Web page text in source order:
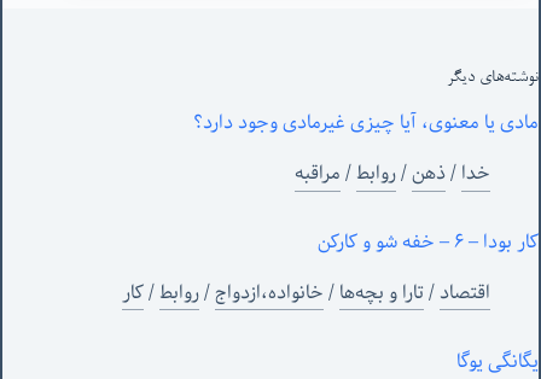
نوشته‌های‌ دیگر
مادی یا معنوی، آیا چیزی غیرمادی وجود دارد؟
خدا/ذهن/روابط/مراقبه
کار بودا – ۶ – خفه شو و کارکن
اقتصاد/تارا و بچه‌ها/خانواده،ازدواج/روابط/کار
یگانگی یوگا